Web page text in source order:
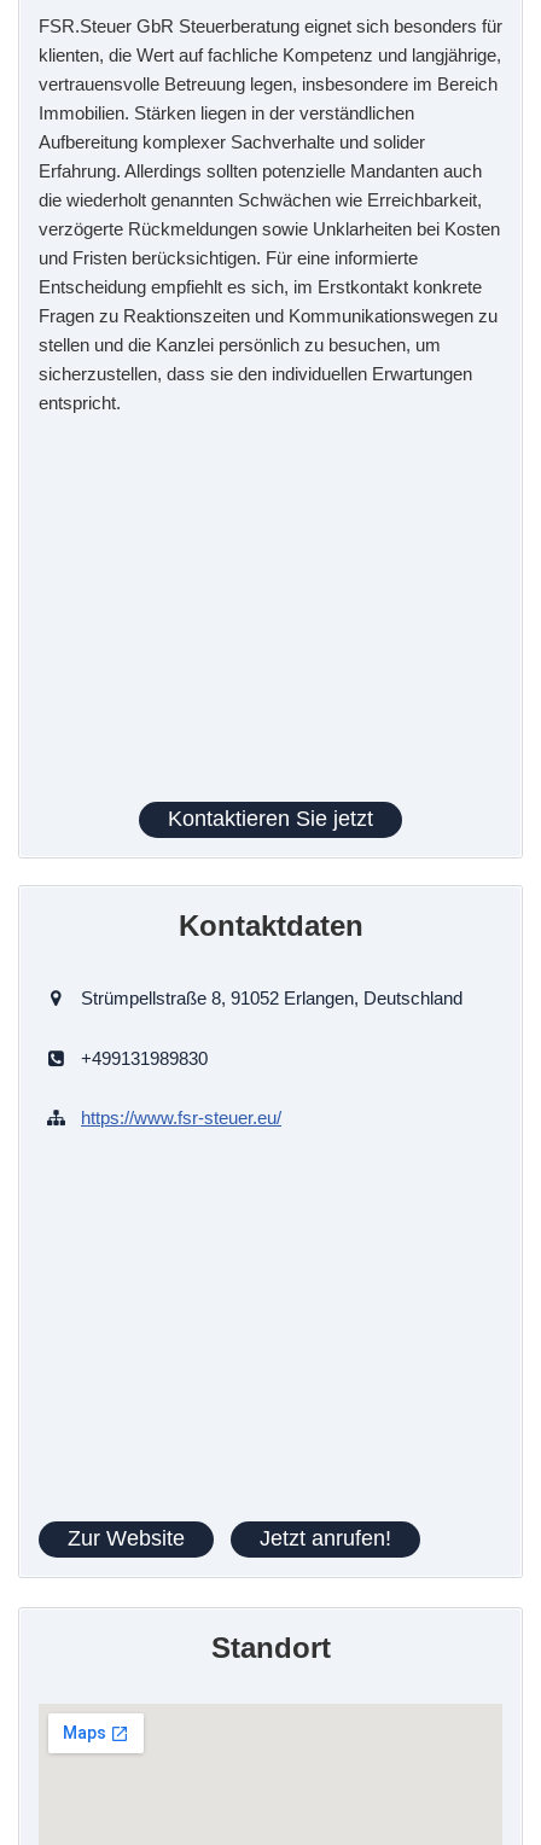
FSR.Steuer GbR Steuerberatung eignet sich besonders für
klienten, die Wert auf fachliche Kompetenz und langjährige,
vertrauensvolle Betreuung legen, insbesondere im Bereich
Immobilien. Stärken liegen in der verständlichen
Aufbereitung komplexer Sachverhalte und solider
Erfahrung. Allerdings sollten potenzielle Mandanten auch
die wiederholt genannten Schwächen wie Erreichbarkeit,
verzögerte Rückmeldungen sowie Unklarheiten bei Kosten
und Fristen berücksichtigen. Für eine informierte
Entscheidung empfiehlt es sich, im Erstkontakt konkrete
Fragen zu Reaktionszeiten und Kommunikationswegen zu
stellen und die Kanzlei persönlich zu besuchen, um
sicherzustellen, dass sie den individuellen Erwartungen
entspricht.
Kontaktieren Sie jetzt
Kontaktdaten
Strümpellstraße 8, 91052 Erlangen, Deutschland
+499131989830
https://www.fsr-steuer.eu/
Zur Website Jetzt anrufen!
Standort